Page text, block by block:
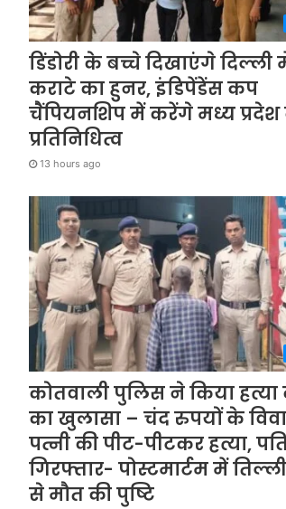
डिंडोरी के बच्चे दिखाएंगे दिल्ली
कराटे का हुनर, इंडिपेंडेंस कप
चैंपियनशिप में करेंगे मध्य प्रदेश
प्रतिनिधित्व
13 hours ago
कोतवाली पुलिस ने किया हत्या
का खुलासा – चंद रुपयों के
पत्नी की पीट-पीटकर हत्या,
गिरफ्तार- पोस्टमार्टम में
से मौत की पुष्टि